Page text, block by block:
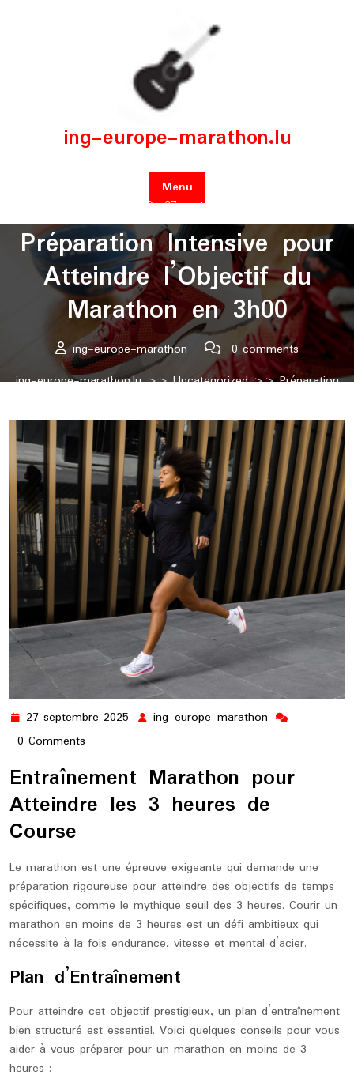
ing-europe-marathon.lu
Menu
Posted On 27 septembre 2025
Préparation Intensive pour
Atteindre l’Objectif du
Marathon en 3h00
ing-europe-marathon
0 comments
ing-europe-marathon.lu>>Uncategorized>> Préparation
27 septembre 2025 27 ing-europe-marathon ing-
0 Comments
Entraînement Marathon pour
Atteindre les 3 heures de
Course
Le marathon est une épreuve exigeante qui demande une
préparation rigoureuse pour atteindre des objectifs de temps
spécifiques, comme le mythique seuil des 3 heures. Courir un
marathon en moins de 3 heures est un défi ambitieux qui
nécessite à la fois endurance, vitesse et mental d’acier.
Plan d’Entraînement
Pour atteindre cet objectif prestigieux, un plan d’entraînement
bien structuré est essentiel. Voici quelques conseils pour vous
aider à vous préparer pour un marathon en moins de 3
heures :